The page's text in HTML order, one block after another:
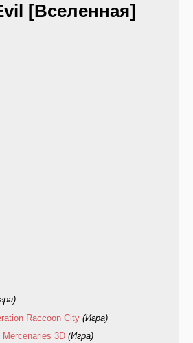
[Вселенная]
Raccoon City (Игра)
3D (Игра)